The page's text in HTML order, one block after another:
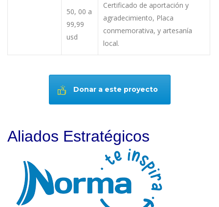
50, 00 a
99,99
usd
Certificado de aportación y
agradecimiento, Placa
conmemorativa, y artesanía
local.
Donar a este proyecto
Aliados Estratégicos